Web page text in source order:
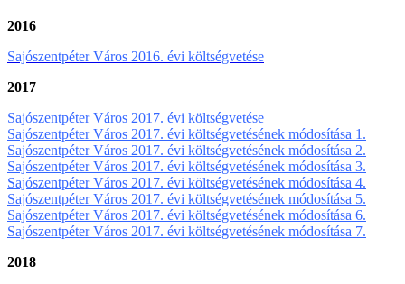
2016
Sajószentpéter Város 2016. évi költségvetése
2017
Sajószentpéter Város 2017. évi költségvetése
Sajószentpéter Város 2017. évi költségvetésének módosítása 1.
Sajószentpéter Város 2017. évi költségvetésének módosítása 2.
Sajószentpéter Város 2017. évi költségvetésének módosítása 3.
Sajószentpéter Város 2017. évi költségvetésének módosítása 4.
Sajószentpéter Város 2017. évi költségvetésének módosítása 5.
Sajószentpéter Város 2017. évi költségvetésének módosítása 6.
Sajószentpéter Város 2017. évi költségvetésének módosítása 7.
2018